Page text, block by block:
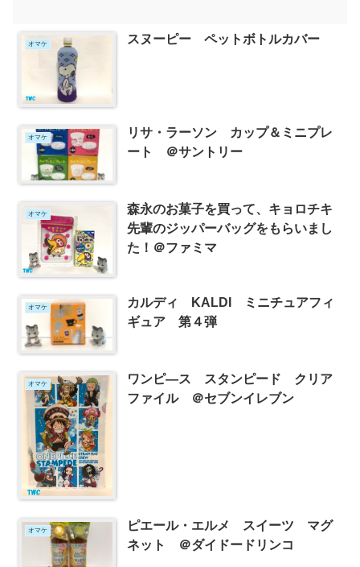
オマケ スヌーピー ペットボトルカバー
オマケ
リサ・ラーソン カップ＆ミニプレ
ート ＠サントリー
オマケ
森永のお菓子を買って、キョロチキ
先輩のジッパーバッグをもらいまし
た！＠ファミマ
オマケ
カルディ KALDI ミニチュアフィ
ギュア 第４弾
オマケ
ワンピ―ス スタンピード クリア
ファイル ＠セブンイレブン
オマケ
ピエール・エルメ スイーツ マグ
ネット ＠ダイドードリンコ